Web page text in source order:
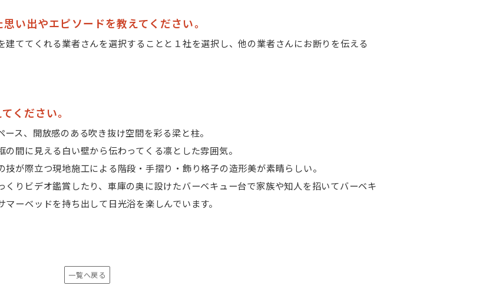
い出やエピソードを教えてください。
ててくれる業者さんを選択することと１社を選択し、他の業者さんにお断りを伝える
ください。
ス、開放感のある吹き抜け空間を彩る梁と柱。
間に見える白い壁から伝わってくる凛とした雰囲気。
が際立つ現地施工による階段・手摺り・飾り格子の造形美が素晴らしい。
りビデオ鑑賞したり、車庫の奥に設けたバーベキュー台で家族や知人を招いてバーベキ
ーベッドを持ち出して日光浴を楽しんでいます。
一覧へ戻る